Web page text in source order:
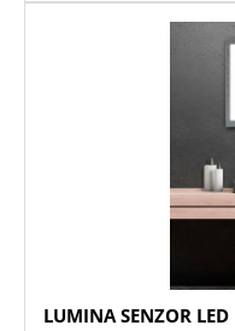
LUMINA SENZOR LED